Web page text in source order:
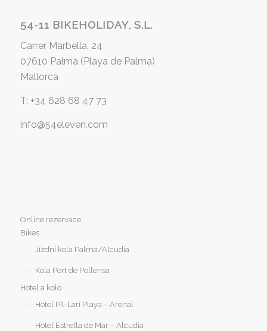
54-11 BIKEHOLIDAY, S.L.
Carrer Marbella, 24
07610 Palma (Playa de Palma)
Mallorca
T: +34 628 68 47 73
info@54eleven.com
Online rezervace
Bikes
Jízdní kola Palma/Alcudia
Kola Port de Pollensa
Hotel a kolo
Hotel Pil-Larí Playa – Arenal
Hotel Estrella de Mar – Alcudia